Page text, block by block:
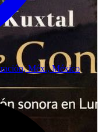
Méx., México